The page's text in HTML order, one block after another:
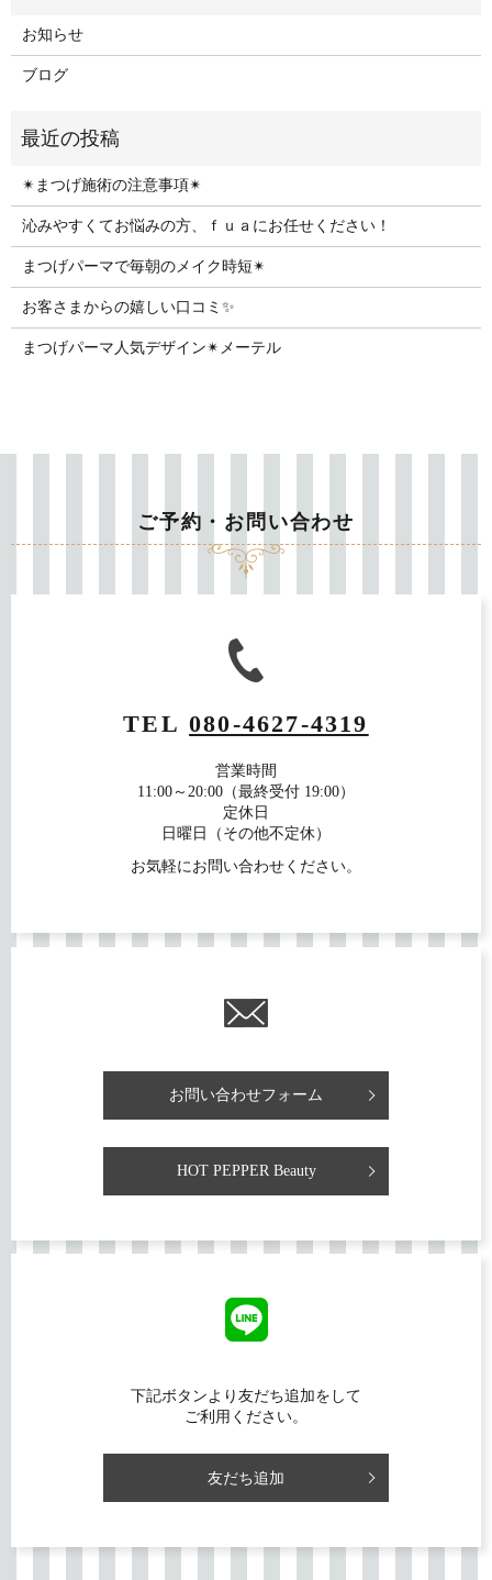
お知らせ
ブログ
✴︎まつげ施術の注意事項✴︎
沁みやすくてお悩みの方、ｆｕａにお任せください！
まつげパーマで毎朝のメイク時短✴︎
お客さまからの嬉しい口コミ✨
まつげパーマ人気デザイン✴︎メーテル
ご予約・お問い合わせ
TEL080-4627-4319
営業時間
11:00～20:00（最終受付 19:00）
定休日
日曜日（その他不定休）
お気軽にお問い合わせください。
お問い合わせフォーム
HOT PEPPER Beauty
下記ボタンより友だち追加をして
ご利用ください。
友だち追加